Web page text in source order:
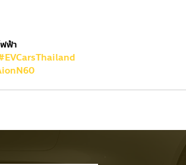
ฟ้า